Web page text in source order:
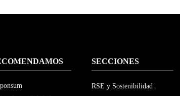
SECCIONES
RSE y Sostenibilidad